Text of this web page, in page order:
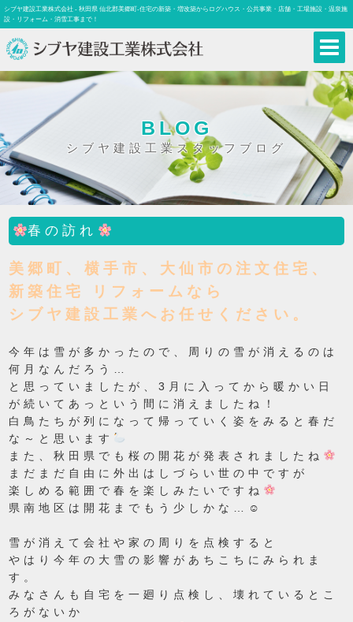
シブヤ建設工業株式会社 - 秋田県 仙北郡美郷町-住宅の新築・増改築からログハウス・公共事業・店舗・工場施設・温泉施
設・リフォーム・消雪工事まで！
BLOG
シブヤ建設工業スタッフブログ
春の訪れ
美郷町、横手市、大仙市の注文住宅、
新築住宅 リフォームなら
シブヤ建設工業へお任せください。
今年は雪が多かったので、周りの雪が消えるのは
何月なんだろう…
と思っていましたが、3月に入ってから暖かい日
が続いてあっという間に消えましたね！
白鳥たちが列になって帰っていく姿をみると春だ
な～と思います
また、秋田県でも桜の開花が発表されましたね
まだまだ自由に外出はしづらい世の中ですが
楽しめる範囲で春を楽しみたいですね
県南地区は開花までもう少しかな…☺
雪が消えて会社や家の周りを点検すると
やはり今年の大雪の影響があちこちにみられま
す。
みなさんも自宅を一廻り点検し、壊れているとこ
ろがないか